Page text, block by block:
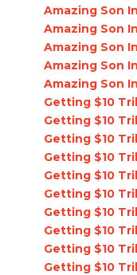
Amazing Son
Amazing Son
Amazing Son
Amazing Son
Amazing Son
Getting $10
Getting $10
Getting $10
Getting $10
Getting $10
Getting $10
Getting $10
Getting $10
Getting $10
Getting $10